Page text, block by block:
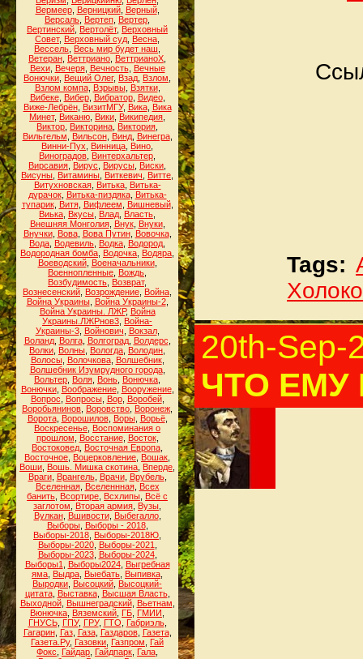
Вермеер, Верницкий, Верный,
Версаль Вертеп Вертер
Вертинский Вертолёт, Верховный
Совет, Верховный суд Весна
Вессель Весь мир будет наш
Ветеран Веттриано ВеттрианоХ
Вехи, Вечеря, Вечность, Вечные
Вонючки Вещий Олег, Взад Взлом
Взлом компа, Взрывы, Взятки,
Вибеке, Вибер, Вибратор, Видео,
Виже-Лебрён, ВизитМГУ, Вика, Вика
Минет, Виканю Вики Википедия
Виктор Викторина Виктория
Вильгельм
Вильсон, Винд, Винегра,
Винни-Пух
Винница Вино
Виноградов Винтерхальтер
Вирсавия Вирус Вирусы Виски
Висуны Витамины Виткевич Витте
Витухновская, Витька, Витька-
дурачок, Витька-пиздяка, Витька-
тупарик, Витя, Вифлеем Вишневый,
Виька Вкусы Влад Власть
Внешняя Монголия, Внук, Внуки,
Внучки, Вова, Вова Путин, Вовочка,
Вода Водевиль Водка Водород
Водородная бомба Водочка Водяра
Воеводский, Военачальники,
Военнопленные Вождь
Возбудимость Возврат,
Вознесенский Возрождение Война
Война Украины, Война Украины-2,
Война Украины. ЛЖР, Война
Украины.ЛЖРнов3 Война-
Украины-3, Войнович Вокзал,
Воланд, Волга, Волгоград, Волдерс
Волки Волны Вологда Володин
Волосы, Волочкова, Волшебник,
Волшебник Изумрудного города,
Вольтер Воля Вонь Вонючка
Вонючки, Воображение, Вооружение,
Вопрос
Вопросы, Вор, Воробей,
Воробьянинов Воровство Воронеж
Ворота, Ворошилов, Воры, Ворьё,
Воскресенье Воспоминания о
прошлом
Восстание, Восток,
Востоковед Восточная Европа
Восточное Воцерковление Вошак
Воши Вошь. Мишка скотина Вперде
Враги, Врангель, Врачи, Врубель,
Вселенная, Вселеннная, Всех
банить Всортире Всхлипы Всё с
заглотом
Вторая армия Вузы
Вулкан, Вшивости, Выбегалло,
Выборы, Выборы - 2018,
Выборы-2018 Выборы-2018Ю
Выборы-2020, Выборы-2021
Выборы-2023, Выборы-2024,
Выборы1
Выборы2024, Выгребная
яма Выдра Выебать Выпивка
Выродки Высоцкий Высоцкий-
цитата, Выставка, Высшая Власть,
Выходной, Вышнеградский, Вьетнам
Вюнючка Вяземский ГБ ГМИИ
ГНУСЬ, ГПУ, ГРУ, ГТО Габриэль,
Гагарин, Газ, Газа, Газдаров, Газета,
Газета.Ру, Газовки Газпром
Гай
Фокс
Гайдар Гайдпарк Гала
Tags:
20th-Sep-
ЧТО